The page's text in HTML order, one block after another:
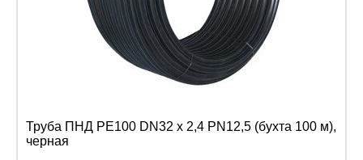
Труба ПНД PE100 DN32 x 2,4 PN12,5 (бухта 100 м),
черная